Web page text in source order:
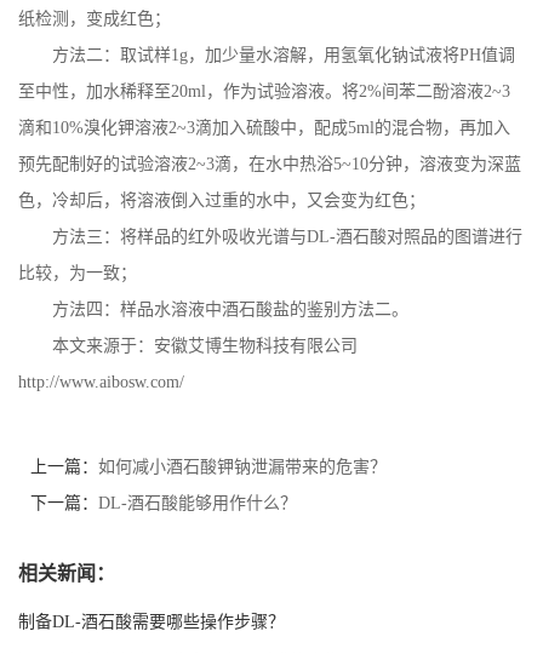
动
态
产
展
厅
誉
纸检测，变成红色；
方法二：取试样1g，加少量水溶解，用氢氧化钠试液将PH值调
至中性，加水稀释至20ml，作为试验溶液。将2%间苯二酚溶液2~3
滴和 10%溴化钾溶液2~3滴加入硫酸中，配成5ml的混合物，再加入
预先配制好的试验溶液2~3滴，在水中热浴5~10分钟，溶液变为深蓝
色，冷却后，将溶液倒入过重的水中，又会变为红色；
方法三：将样品的红外吸收光谱与DL-酒石酸对照品的图谱进行
比较，为一致；
方法四：样品水溶液中酒石酸盐的鉴别方法二。
本文来源于：安徽艾博生物科技有限公司
http://www.aibosw.com/
上一篇： 如何减小酒石酸钾钠泄漏带来的危害？
下一篇： DL-酒石酸能够用作什么？
相关新闻：
制备DL-酒石酸需要哪些操作步骤？